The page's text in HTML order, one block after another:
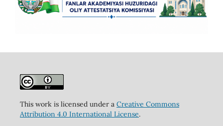
This work is licensed under a Creative Commons
Attribution 4.0 International License.